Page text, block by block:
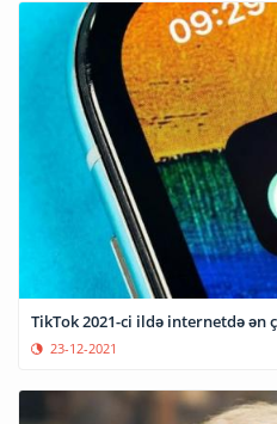
TikTok 2021-ci ildə internetdə
23-12-2021